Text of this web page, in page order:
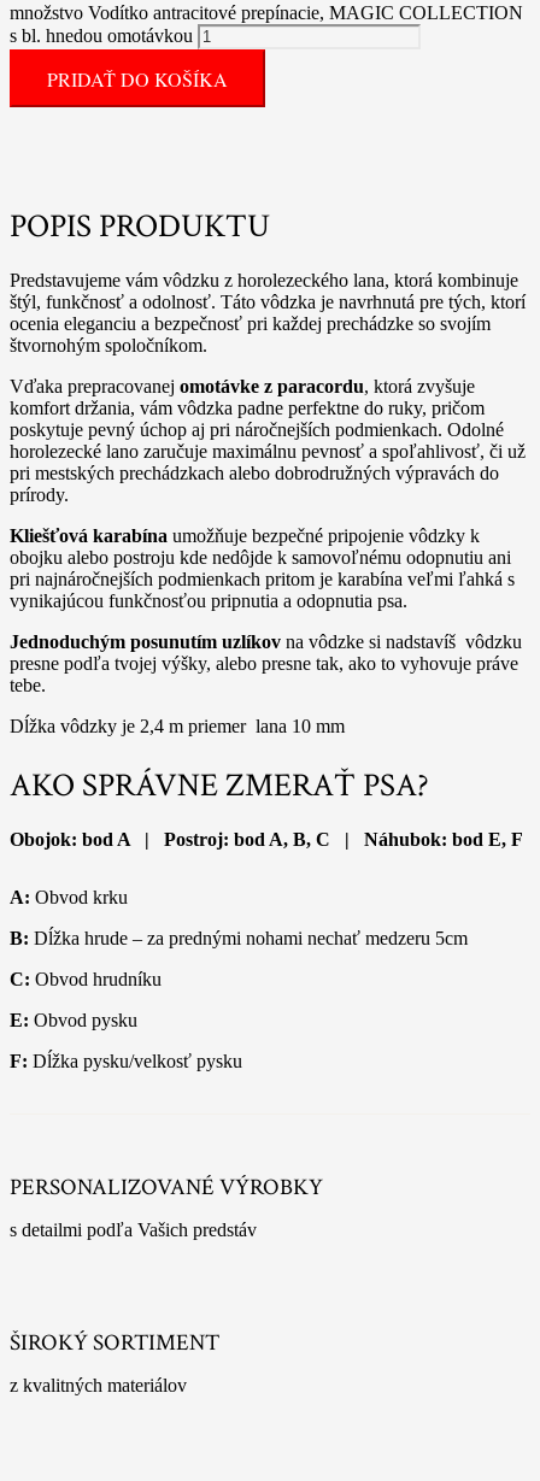
množstvo Vodítko antracitové prepínacie, MAGIC COLLECTION
s bl. hnedou omotávkou
PRIDAŤ DO KOŠÍKA
POPIS PRODUKTU
Predstavujeme vám vôdzku z horolezeckého lana, ktorá kombinuje
štýl, funkčnosť a odolnosť. Táto vôdzka je navrhnutá pre tých, ktorí
ocenia eleganciu a bezpečnosť pri každej prechádzke so svojím
štvornohým spoločníkom.
Vďaka prepracovanej omotávke z paracordu, ktorá zvyšuje
komfort držania, vám vôdzka padne perfektne do ruky, pričom
poskytuje pevný úchop aj pri náročnejších podmienkach. Odolné
horolezecké lano zaručuje maximálnu pevnosť a spoľahlivosť, či už
pri mestských prechádzkach alebo dobrodružných výpravách do
prírody.
Kliešťová karabína umožňuje bezpečné pripojenie vôdzky k
obojku alebo postroju kde nedôjde k samovoľnému odopnutiu ani
pri najnáročnejších podmienkach pritom je karabína veľmi ľahká s
vynikajúcou funkčnosťou pripnutia a odopnutia psa.
Jednoduchým posunutím uzlíkov na vôdzke si nadstavíš vôdzku
presne podľa tvojej výšky, alebo presne tak, ako to vyhovuje práve
tebe.
Dĺžka vôdzky je 2,4 m priemer lana 10 mm
AKO SPRÁVNE ZMERAŤ PSA?
Obojok: bod A | Postroj: bod A, B, C | Náhubok: bod E, F
A: Obvod krku
B: Dĺžka hrude – za prednými nohami nechať medzeru 5cm
C: Obvod hrudníku
E: Obvod pysku
F: Dĺžka pysku/velkosť pysku
PERSONALIZOVANÉ VÝROBKY
s detailmi podľa Vašich predstáv
ŠIROKÝ SORTIMENT
z kvalitných materiálov